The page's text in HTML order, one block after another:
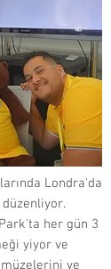
Londra'da
her gün 3
yiyor ve
müzelerini ve